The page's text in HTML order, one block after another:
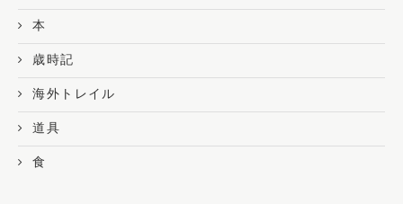
本
歳時記
海外トレイル
道具
食